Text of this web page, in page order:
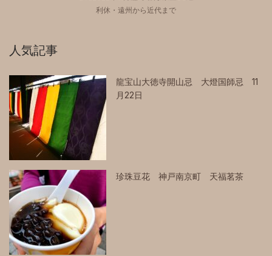
利休・遠州から近代まで
人気記事
龍宝山大徳寺開山忌 大燈国師忌 11
月22日
珍珠豆花 神戸南京町 天福茗茶